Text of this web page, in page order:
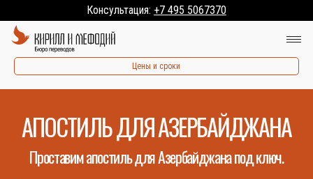
Консультация: +7 495 5067370
Цены и сроки
АПОСТИЛЬ ДЛЯ АЗЕРБАЙДЖАНА
Проставим апостиль для Азербайджана под ключ.